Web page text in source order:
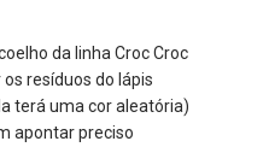
da linha Croc Croc
resíduos do lápis
terá uma cor aleatória)
apontar preciso